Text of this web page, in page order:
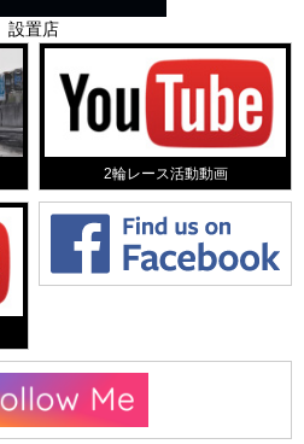
設置店
2輪レース活動動画